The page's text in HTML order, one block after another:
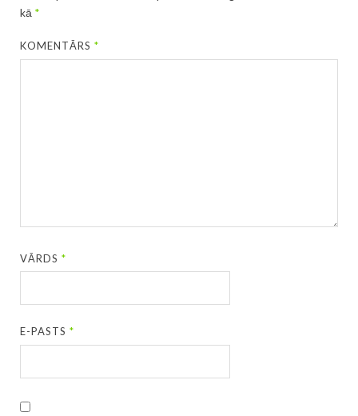
kā *
KOMENTĀRS*
VĀRDS*
E-PASTS*